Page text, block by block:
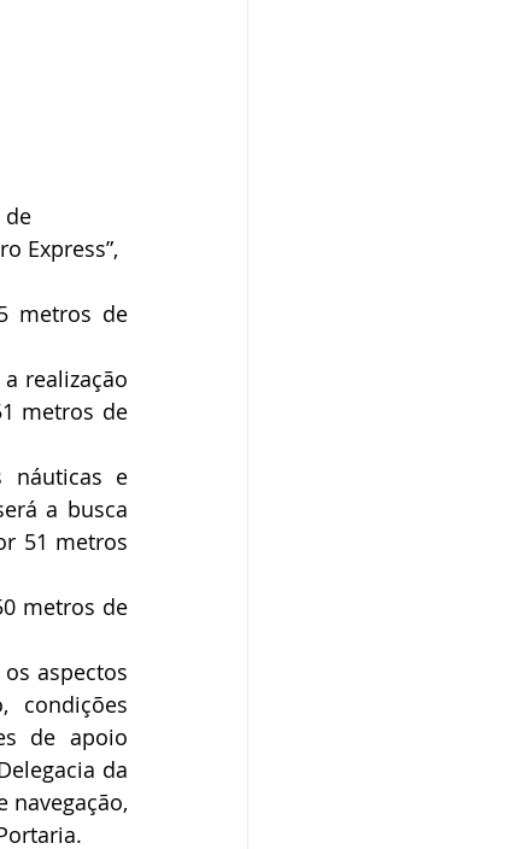
de
Express”,
metros de
realização
metros de
náuticas e
a busca
51 metros
metros de
aspectos
condições
de apoio
da
navegação,